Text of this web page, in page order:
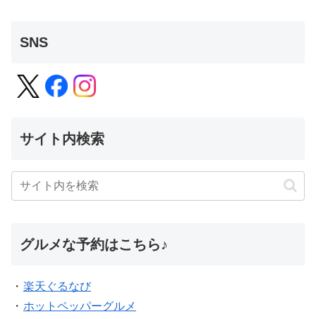
SNS
サイト内検索
グルメな予約はこちら♪
・ 楽天ぐるなび
・ ホットペッパーグルメ